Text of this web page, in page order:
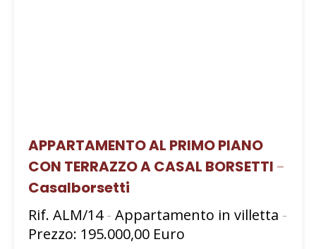
APPARTAMENTO AL PRIMO PIANO
CON TERRAZZO A CASAL BORSETTI -
Casalborsetti
Rif. ALM/14- Appartamento in villetta -
Prezzo: 195.000,00 Euro